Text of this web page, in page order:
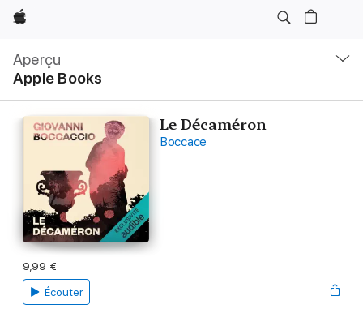
Apple
Aperçu
Apple Books
locale
Ouvrir
menu
Le Décaméron
Boccace
9,99 €
Écouter